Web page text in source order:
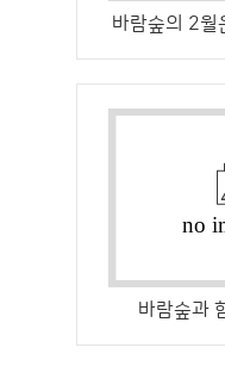
바람숲의 2월
바람숲과